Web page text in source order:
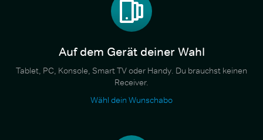
Auf dem Gerät deiner Wahl
Tablet, PC, Konsole, Smart TV oder Handy. Du brauchst keinen
Receiver.
Wähl dein Wunschabo